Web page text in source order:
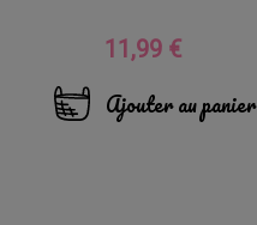
Prix
11,99 €
Ajouter au panier